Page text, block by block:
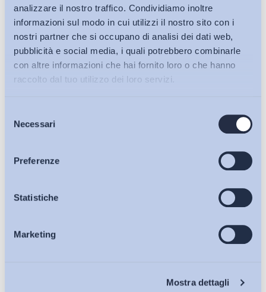
analizzare il nostro traffico. Condividiamo inoltre
informazioni sul modo in cui utilizzi il nostro sito con i
nostri partner che si occupano di analisi dei dati web,
pubblicità e social media, i quali potrebbero combinarle
con altre informazioni che hai fornito loro o che hanno
raccolto dal tuo utilizzo dei loro servizi.
delNecessari
Preferenze
Statistiche
Marketing
Mostra dettagli
Bollettini ADAPT
Articoli
Osservatori
Eventi
Ho letto e Accetto il trattamento dei dati personali descritti